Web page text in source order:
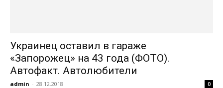
Украинец оставил в гараже
«Запорожец» на 43 года (ФОТО).
Автофакт. Автолюбители
admin - 28.12.2018 0